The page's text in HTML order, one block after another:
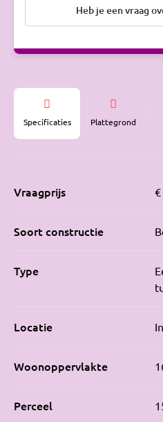
Heb je een vraag
Specificaties Plattegrond
Vraagprijs €
Soort constructie
Type
Locatie
Woonoppervlakte
Perceel